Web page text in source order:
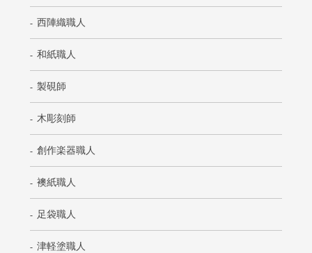
西陣織職人
和紙職人
製硯師
木彫刻師
創作楽器職人
襖紙職人
足袋職人
津軽塗職人